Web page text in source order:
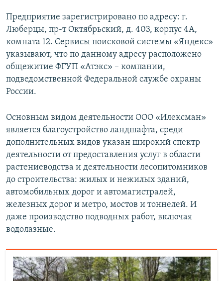
Предприятие зарегистрировано по адресу: г.
Люберцы, пр-т Октябрьский, д. 403, корпус 4А,
комната 12. Сервисы поисковой системы «Яндекс»
указывают, что по данному адресу расположено
общежитие ФГУП «Атэкс» – компании,
подведомственной Федеральной службе охраны
России.
Основным видом деятельности ООО «Илексман»
является благоустройство ландшафта, среди
дополнительных видов указан широкий спектр
деятельности от предоставления услуг в области
растениеводства и деятельности лесопитомников
до строительства: жилых и нежилых зданий,
автомобильных дорог и автомагистралей,
железных дорог и метро, мостов и тоннелей. И
даже производство подводных работ, включая
водолазные.